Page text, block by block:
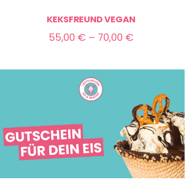
KEKSFREUND VEGAN
55,00 € – 70,00 €Preisspanne:
bis